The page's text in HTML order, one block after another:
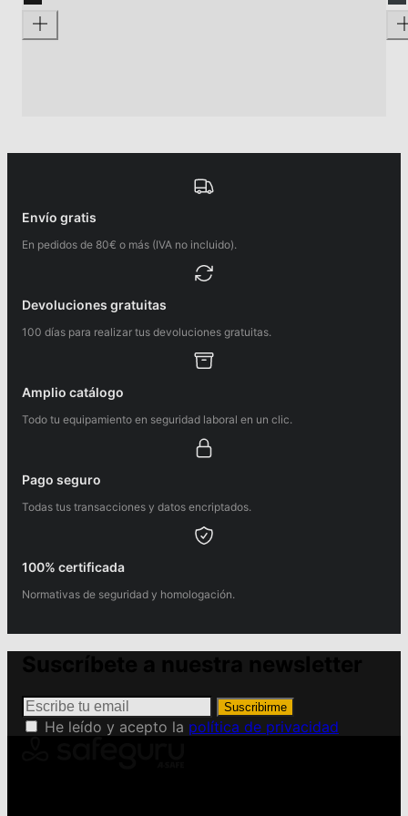
Envío gratis
En pedidos de 80€ o más (IVA no incluido).
Devoluciones gratuitas
100 días para realizar tus devoluciones gratuitas.
Amplio catálogo
Todo tu equipamiento en seguridad laboral en un clic.
Pago seguro
Todas tus transacciones y datos encriptados.
100% certificada
Normativas de seguridad y homologación.
Suscribirme
He leído y acepto la política de privacidad